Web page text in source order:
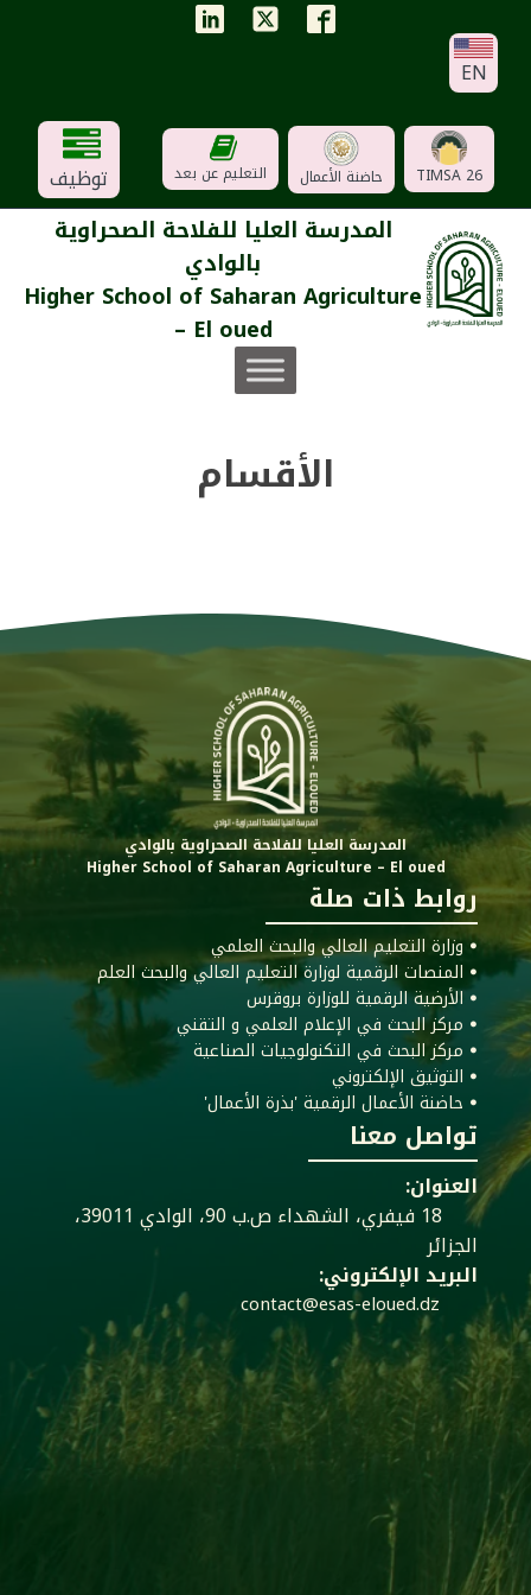
EN
TIMSA 26 حاضنة الأعمال التعليم عن بعد توظيف
المدرسة العليا للفلاحة الصحراوية
بالوادي
Higher School of Saharan Agriculture
– El oued
الأقسام
المدرسة العليا للفلاحة الصحراوية بالوادي
Higher School of Saharan Agriculture – El oued
روابط ذات صلة
ꔷ وزارة التعليم العالي والبحث العلمي
ꔷ المنصات الرقمية لوزارة التعليم العالي والبحث العلم
ꔷ الأرضية الرقمية للوزارة بروقرس
ꔷ مركز البحث في الإعلام العلمي و التقني
ꔷ مركز البحث في التكنولوجيات الصناعية
ꔷ التوثيق الإلكتروني
ꔷ حاضنة الأعمال الرقمية 'بذرة الأعمال'
تواصل معنا
العنوان:
18 فيفري، الشهداء ص.ب 90، الوادي 39011،
الجزائر
البريد الإلكتروني:
contact@esas-eloued.dz